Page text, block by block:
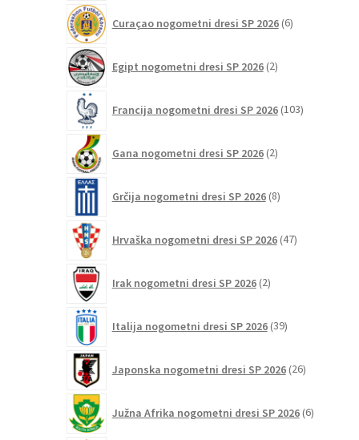
Curaçao nogometni dresi SP 2026 6izdelkov
Egipt nogometni dresi SP 2026 2izdelka
Francija nogometni dresi SP 2026 103izdelki
Gana nogometni dresi SP 2026 2izdelka
Grčija nogometni dresi SP 2026 8izdelkov
Hrvaška nogometni dresi SP 2026 47izdelkov
Irak nogometni dresi SP 2026 2izdelka
Italija nogometni dresi SP 2026 39izdelkov
Japonska nogometni dresi SP 2026 26izdelkov
Južna Afrika nogometni dresi SP 2026 6izdelkov